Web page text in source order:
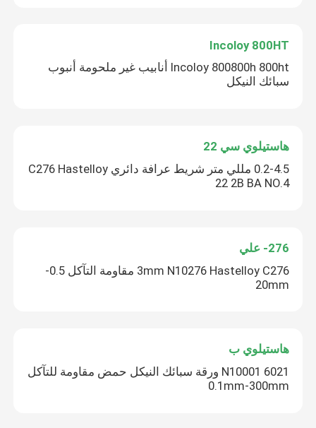
Incoloy 800HT
Incoloy 800800h 800ht أنابيب غير ملحومة أنبوب
سبائك النيكل
هاستيلوي سي 22
0.2-4.5 مللي متر شريط عرافة دائري C276 Hastelloy
22 2B BA NO.4
276- علي
3mm N10276 Hastelloy C276 مقاومة التآكل 0.5-
20mm
هاستيلوي ب
6021 N10001 ورقة سبائك النيكل حمض مقاومة للتآكل
0.1mm-300mm